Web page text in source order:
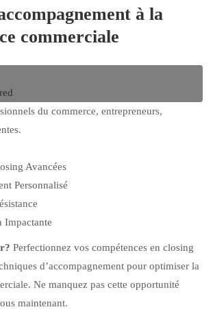
à la
commerciale
du commerce, entrepreneurs,
Avancées
Personnalisé
Impactante
Perfectionnez vos compétences en closing
d’accompagnement pour optimiser la
Ne manquez pas cette opportunité
maintenant.